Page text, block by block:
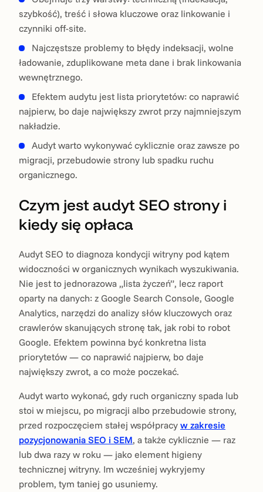
szybkość), treść i słowa kluczowe oraz linkowanie i
czynniki off-site.
Najczęstsze problemy to błędy indeksacji, wolne
ładowanie, zduplikowane meta dane i brak linkowania
wewnętrznego.
Efektem audytu jest lista priorytetów: co naprawić
najpierw, bo daje największy zwrot przy najmniejszym
nakładzie.
Audyt warto wykonywać cyklicznie oraz zawsze po
migracji, przebudowie strony lub spadku ruchu
organicznego.
Czym jest audyt SEO strony i
kiedy się opłaca
Audyt SEO to diagnoza kondycji witryny pod kątem
widoczności w organicznych wynikach wyszukiwania.
Nie jest to jednorazowa „lista życzeń”, lecz raport
oparty na danych: z Google Search Console, Google
Analytics, narzędzi do analizy słów kluczowych oraz
crawlerów skanujących stronę tak, jak robi to robot
Google. Efektem powinna być konkretna lista
priorytetów — co naprawić najpierw, bo daje
największy zwrot, a co może poczekać.
Audyt warto wykonać, gdy ruch organiczny spada lub
stoi w miejscu, po migracji albo przebudowie strony,
przed rozpoczęciem stałej współpracy w zakresie
pozycjonowania SEO i SEM, a także cyklicznie — raz
lub dwa razy w roku — jako element higieny
technicznej witryny. Im wcześniej wykryjemy
problem, tym taniej go usuniemy.